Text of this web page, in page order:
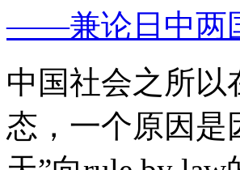
——兼论日中两
中国社会之所以
态，一个原因是